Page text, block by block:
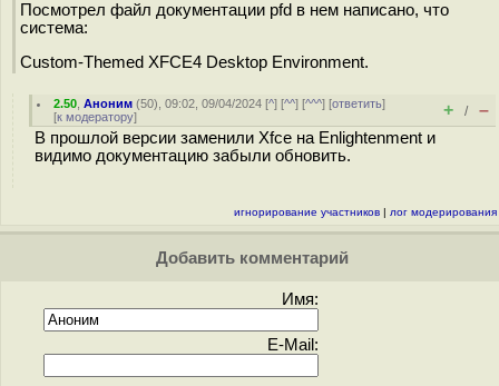
Посмотрел файл документации pfd в нем написано, что
система:
Custom-Themed XFCE4 Desktop Environment.
2.50 ,Аноним (50), 09:02, 09/04/2024 [^] [^^] [^^^] [ответить]
[к модератору] + / –
В прошлой версии заменили Xfce на Enlightenment и
видимо документацию забыли обновить.
игнорирование участников | лог модерирования
Добавить комментарий
Имя:
E-Mail: